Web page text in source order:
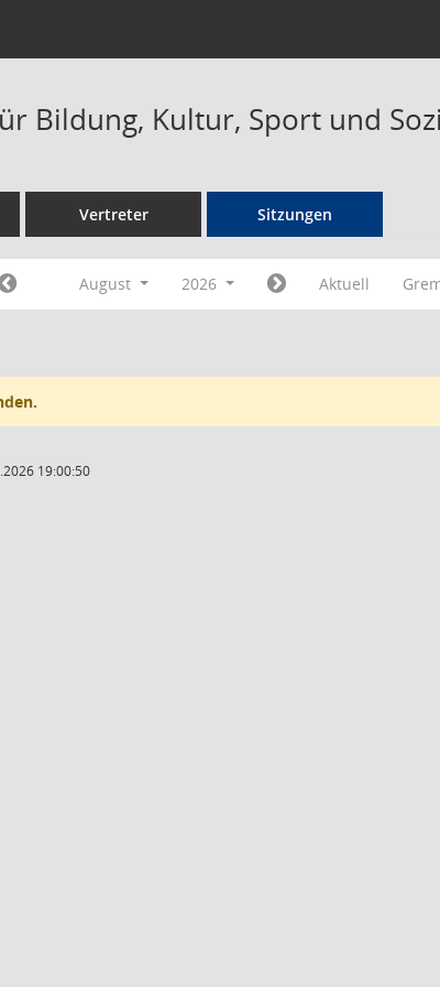
Bildung, Kultur, Sport und
Vertreter Sitzungen
August 2026 Aktuell
19:00:50